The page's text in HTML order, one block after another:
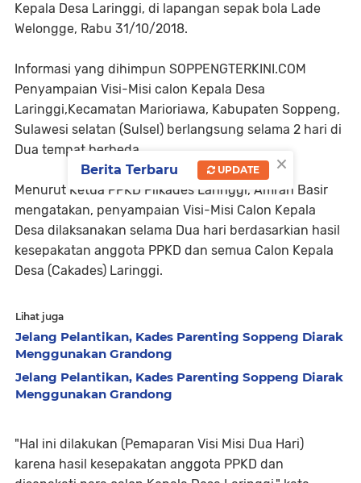
Kepala Desa Laringgi, di lapangan sepak bola Lade
Welongge, Rabu 31/10/2018.
Informasi yang dihimpun SOPPENGTERKINI.COM
Penyampaian Visi-Misi calon Kepala Desa
Laringgi,Kecamatan Marioriawa, Kabupaten Soppeng,
Sulawesi selatan (Sulsel) berlangsung selama 2 hari di
Dua tempat berbeda.
Menurut Ketua PPKD Pilkades Laringgi, Amran Basir
mengatakan, penyampaian Visi-Misi Calon Kepala
Desa dilaksanakan selama Dua hari berdasarkian hasil
kesepakatan anggota PPKD dan semua Calon Kepala
Desa (Cakades) Laringgi.
Lihat juga
Jelang Pelantikan, Kades Parenting Soppeng Diarak
Menggunakan Grandong
Jelang Pelantikan, Kades Parenting Soppeng Diarak
Menggunakan Grandong
"Hal ini dilakukan (Pemaparan Visi Misi Dua Hari)
karena hasil kesepakatan anggota PPKD dan
×
Berita Terbaru UPDATE